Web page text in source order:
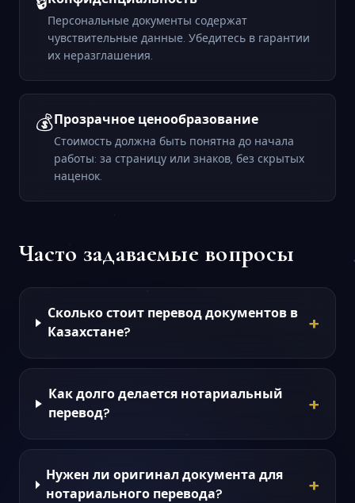
Персональные документы содержат
чувствительные данные. Убедитесь в гарантии
их неразглашения.
💰Прозрачное ценообразование
Стоимость должна быть понятна до начала
работы: за страницу или знаков, без скрытых
наценок.
Часто задаваемые вопросы
Сколько стоит перевод документов в
Казахстане?
+
Как долго делается нотариальный
перевод?
+
Нужен ли оригинал документа для
нотариального перевода?
+